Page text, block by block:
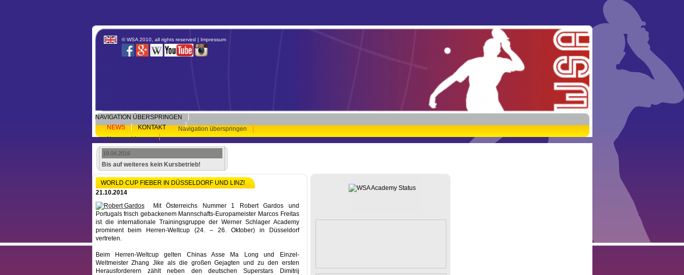
© WSA 2010, all rights reserved | Impressum
NAVIGATION ÜBERSPRINGEN
NEWS
KONTAKT
Navigation überspringen
Newsarchiv
19.04.2016
Bis auf weiteres kein Kursbetrieb!
WORLD CUP FIEBER IN DÜSSELDORF UND LINZ!
21.10.2014
Mit Österreichs Nummer 1 Robert Gardos und
Portugals frisch gebackenem Mannschafts-Europameister Marcos Freitas
ist die internationale Trainingsgruppe der Werner Schlager Academy
prominent beim Herren-Weltcup (24. – 26. Oktober) in Düsseldorf
vertreten.
Beim Herren-Weltcup gelten Chinas Asse Ma Long und Einzel-
Weltmeister Zhang Jike als die großen Gejagten und zu den ersten
Herausforderern zählt neben den deutschen Superstars Dimitrij